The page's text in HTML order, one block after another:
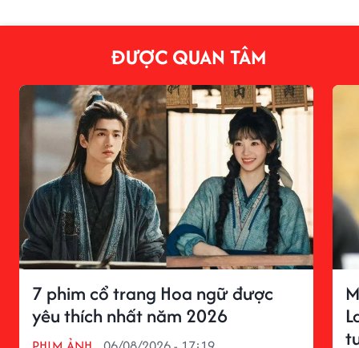
ĐƯỢC QUAN TÂM
7 phim cổ trang Hoa ngữ được
yêu thích nhất năm 2026